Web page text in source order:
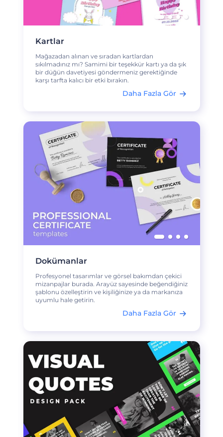
Kartlar
Mağazadan alınan ve sıradan kartlardan
sıkılmadınız mı? Samimi bir teşekkür kartı ya da şık
bir düğün davetiyesi göndermeniz gerektiğinde
karşı tarfta kalıcı bir etki bırakın.
Daha Fazla Gör
Dokümanlar
Profesyonel tasarımlar ve görsel bakımdan çekici
mizanpajlar burada. Arayüz sayesinde beğendiğiniz
şablonu özelleştirin ve kişiliğinize ya da markanıza
uyumlu hale getirin.
Daha Fazla Gör